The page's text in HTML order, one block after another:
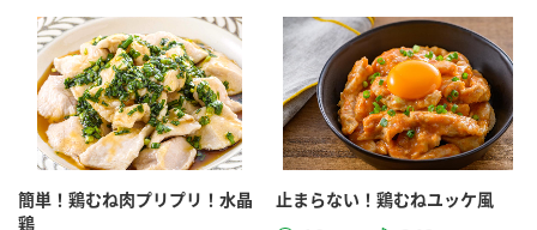
簡単！鶏むね肉プリプリ！水晶
鶏
止まらない！鶏むねユッケ風